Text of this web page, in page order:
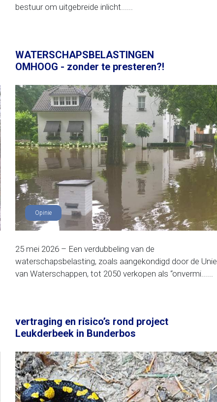
bestuur om uitgebreide inlicht......
WATERSCHAPSBELASTINGEN
OMHOOG - zonder te presteren?!
Opinie
25 mei 2026 – Een verdubbeling van de
waterschapsbelasting, zoals aangekondigd door de Unie
van Waterschappen, tot 2050 verkopen als “onvermi......
vertraging en risico’s rond project
Leukderbeek in Bunderbos